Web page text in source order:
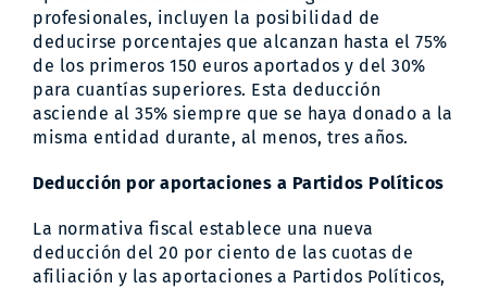
profesionales, incluyen la posibilidad de
deducirse porcentajes que alcanzan hasta el 75%
de los primeros 150 euros aportados y del 30%
para cuantías superiores. Esta deducción
asciende al 35% siempre que se haya donado a la
misma entidad durante, al menos, tres años.
Deducción por aportaciones a Partidos Políticos
La normativa fiscal establece una nueva
deducción del 20 por ciento de las cuotas de
afiliación y las aportaciones a Partidos Políticos,